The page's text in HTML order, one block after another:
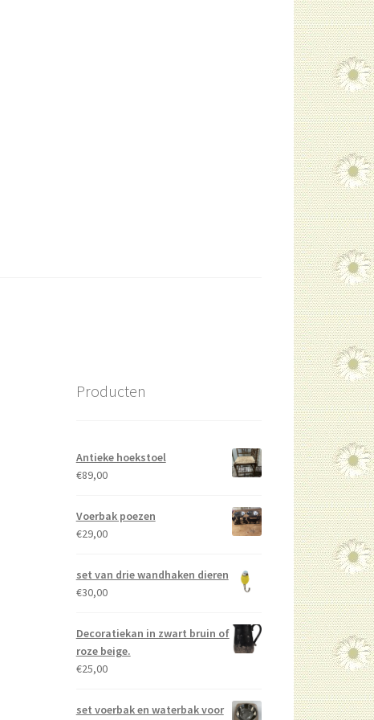
Producten
Antieke hoekstoel
€89,00
Voerbak poezen
€29,00
set van drie wandhaken dieren
€30,00
Decoratiekan in zwart bruin of
roze beige.
€25,00
set voerbak en waterbak voor